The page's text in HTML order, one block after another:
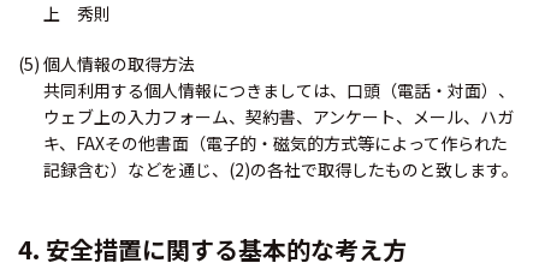
上 秀則
(5) 個人情報の取得方法
共同利用する個人情報につきましては、口頭（電話・対面）、
ウェブ上の入力フォーム、契約書、アンケート、メール、ハガ
キ、FAXその他書面（電子的・磁気的方式等によって作られた
記録含む）などを通じ、(2)の各社で取得したものと致します。
4. 安全措置に関する基本的な考え方